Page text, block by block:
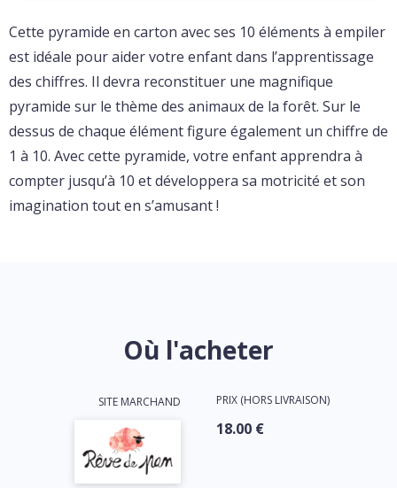
Cette pyramide en carton avec ses 10 éléments à empiler
est idéale pour aider votre enfant dans l’apprentissage
des chiffres. Il devra reconstituer une magnifique
pyramide sur le thème des animaux de la forêt. Sur le
dessus de chaque élément figure également un chiffre de
1 à 10. Avec cette pyramide, votre enfant apprendra à
compter jusqu’à 10 et développera sa motricité et son
imagination tout en s’amusant !
Où l'acheter
SITE MARCHAND PRIX (HORS LIVRAISON)
18.00 €